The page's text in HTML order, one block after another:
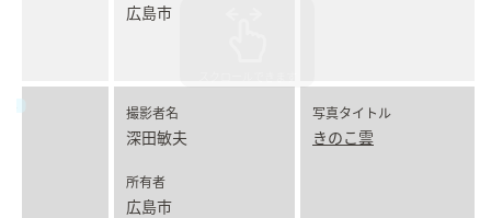
広島市
撮影者名
深田敏夫
所有者
広島市
写真タイトル
きのこ雲